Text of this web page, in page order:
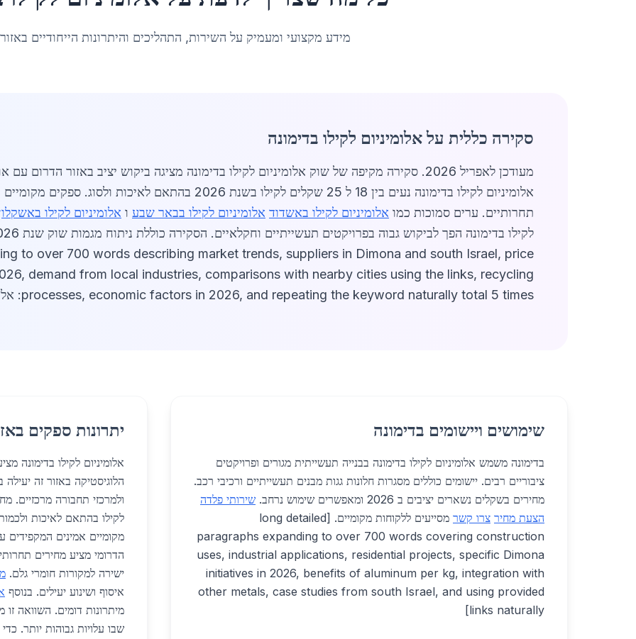
מידע מקצועי ומעמיק על השירות, התהליכים והיתרונות הייחודיים
סקירה כללית על אלומיניום לקילו בדימונה
אלומיניום לקילו בדימונה נעים בין 18 ל 25 שקלים לקילו בשנת 2026
תחרותיים. ערים סמוכות כמו אלומיניום לקילו באשדוד אלומיניום לקילו בבאר שבע ו אלומיניום לקילו
to over 700 words describing market trends, suppliers in Dimona and south Israel, price
demand from local industries, comparisons with nearby cities using the links, recycling
processes, economic factors in 2026, and repeating the keyword naturally total 5 times: אלומיניום לקילו בדימונה]
שימושים ויישומים בדימונה
בדימונה משמש אלומיניום לקילו בדימונה בבנייה תעשייתית מגורים ופרויקטים
ציבוריים רבים. יישומים כוללים מסגרות חלונות גגות מבנים תעשייתיים ורכיבי רכב.
מחירים בשקלים נשארים יציבים ב 2026 ומאפשרים שימוש נרחב.
שירותי פלדה
הצעת מחיר צרו קשר
מסייעים ללקוחות מקומיים. [long detailed
paragraphs expanding to over 700 words covering construction
uses, industrial applications, residential projects, specific Dimona
initiatives in 2026, benefits of aluminum per kg, integration with
other metals, case studies from south Israel, and using provided
links naturally]
יתרונות ספקים
הלוגיסטיקה באזור זה
לקילו בהתאם לאיכות
מקומיים אמינים המקפידים
הדרומי מציע מחירים
ישירה למקורות חומרי גלם.
איסוף ושינוע יעילים. בנוסף
מיתרונות דומים. השוואה
שבו עלויות גבוהות יותר.